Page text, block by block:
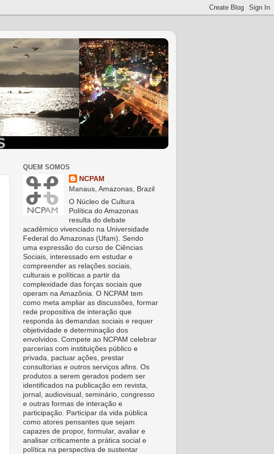
QUEM SOMOS
NCPAM
Manaus, Amazonas, Brazil
O Núcleo de Cultura
Política do Amazonas
resulta do debate
acadêmico vivenciado na Universidade
Federal do Amazonas (Ufam). Sendo
uma expressão do curso de Ciências
Sociais, interessado em estudar e
compreender as relações sociais,
culturais e políticas a partir da
complexidade das forças sociais que
operam na Amazônia. O NCPAM tem
como meta ampliar as discussões, formar
rede propositiva de interação que
responda às demandas sociais e requer
objetividade e determinação dos
envolvidos. Compete ao NCPAM celebrar
parcerias com instituições público e
privada, pactuar ações, prestar
consultorias e outros serviços afins. Os
produtos a serem gerados podem ser
identificados na publicação em revista,
jornal, audiovisual, seminário, congresso
e outras formas de interação e
participação. Participar da vida pública
como atores pensantes que sejam
capazes de propor, formular, avaliar e
analisar criticamente a prática social e
política na perspectiva de sustentar